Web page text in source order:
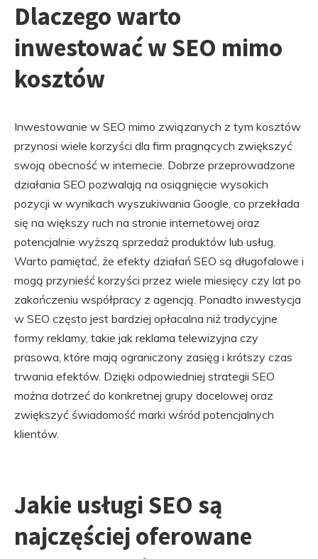
Dlaczego warto
inwestować w SEO mimo
kosztów
Inwestowanie w SEO mimo związanych z tym kosztów
przynosi wiele korzyści dla firm pragnących zwiększyć
swoją obecność w internecie. Dobrze przeprowadzone
działania SEO pozwalają na osiągnięcie wysokich
pozycji w wynikach wyszukiwania Google, co przekłada
się na większy ruch na stronie internetowej oraz
potencjalnie wyższą sprzedaż produktów lub usług.
Warto pamiętać, że efekty działań SEO są długofalowe i
mogą przynieść korzyści przez wiele miesięcy czy lat po
zakończeniu współpracy z agencją. Ponadto inwestycja
w SEO często jest bardziej opłacalna niż tradycyjne
formy reklamy, takie jak reklama telewizyjna czy
prasowa, które mają ograniczony zasięg i krótszy czas
trwania efektów. Dzięki odpowiedniej strategii SEO
można dotrzeć do konkretnej grupy docelowej oraz
zwiększyć świadomość marki wśród potencjalnych
klientów.
Jakie usługi SEO są
najczęściej oferowane